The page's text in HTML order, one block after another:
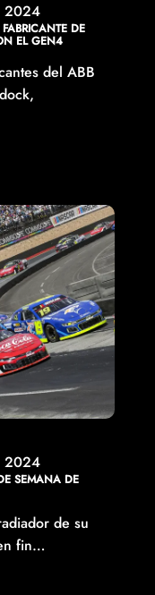
2024
DE
EL GEN4
del ABB
2024
SEMANA DE
de su
fin…